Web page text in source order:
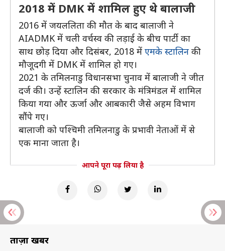
2018 में DMK में शामिल हुए थे बालाजी
2016 में जयललिता की मौत के बाद बालाजी ने
AIADMK में चली वर्चस्व की लड़ाई के बीच पार्टी का
साथ छोड़ दिया और दिसंबर, 2018 में एमके स्टालिन की
मौजूदगी में DMK में शामिल हो गए।
2021 के तमिलनाडु विधानसभा चुनाव में बालाजी ने जीत
दर्ज की। उन्हें स्टालिन की सरकार के मंत्रिमंडल में शामिल
किया गया और ऊर्जा और आबकारी जैसे अहम विभाग
सौंपे गए।
बालाजी को पश्चिमी तमिलनाडु के प्रभावी नेताओं में से
एक माना जाता है।
आपने पूरा पढ़ लिया है
ताज़ा खबरें